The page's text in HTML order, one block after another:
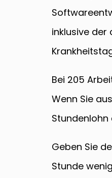
inklusive der
Bei 205
Wenn Sie
Stundenlohn
Geben Sie
Stunde